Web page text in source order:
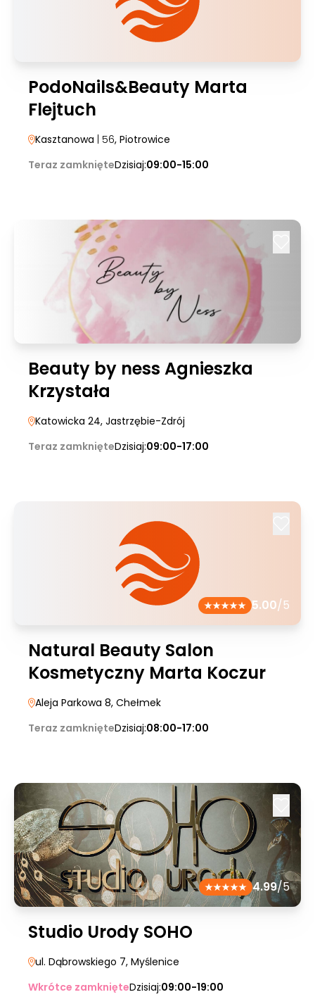
PodoNails&Beauty Marta
Flejtuch
Kasztanowa | 56, Piotrowice
Teraz zamknięteDzisiaj:09:00-15:00
Beauty by ness Agnieszka
Krzystała
Katowicka 24, Jastrzębie-Zdrój
Teraz zamknięteDzisiaj:09:00-17:00
5.00/5
Natural Beauty Salon
Kosmetyczny Marta Koczur
Aleja Parkowa 8, Chełmek
Teraz zamknięteDzisiaj:08:00-17:00
4.99/5
Studio Urody SOHO
ul. Dąbrowskiego 7, Myślenice
Wkrótce zamknięteDzisiaj:09:00-19:00